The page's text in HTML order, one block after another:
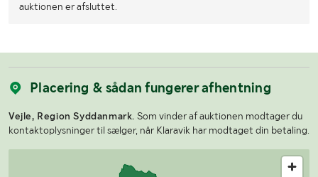
auktionen er afsluttet.
Placering & sådan fungerer afhentning
Vejle, Region Syddanmark. Som vinder af auktionen modtager du
kontaktoplysninger til sælger, når Klaravik har modtaget din betaling.